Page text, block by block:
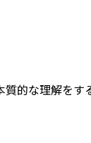
的な理解をす